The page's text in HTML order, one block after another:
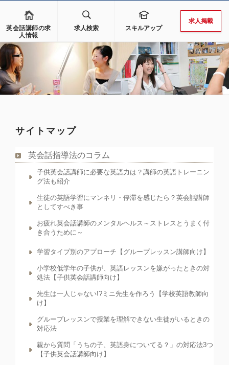
英会話講師の求
人情報
求人検索 スキルアップ
求人掲載
サイトマップ
英会話指導法のコラム
子供英会話講師に必要な英語力は？講師の英語トレーニン
グ法も紹介
生徒の英語学習にマンネリ・停滞を感じたら？英会話講師
としてすべき事
お疲れ英会話講師のメンタルヘルス～ストレスとうまく付
き合うために～
学習タイプ別のアプローチ【グループレッスン講師向け】
小学校低学年の子供が、英語レッスンを嫌がったときの対
処法【子供英会話講師向け】
先生は一人じゃない!?ミニ先生を作ろう【学校英語教師向
け】
グループレッスンで授業を理解できない生徒がいるときの
対応法
親から質問「うちの子、英語身についてる？」の対応法3つ
【子供英会話講師向け】